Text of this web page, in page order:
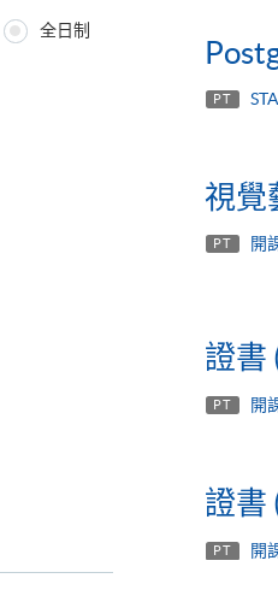
全日制
PT
視覺
PT 開
證書
PT 開
證書
PT 開